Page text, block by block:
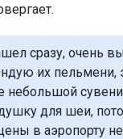
сразу, очень
их пельмени,
небольшой
для шеи,
в аэропорту не